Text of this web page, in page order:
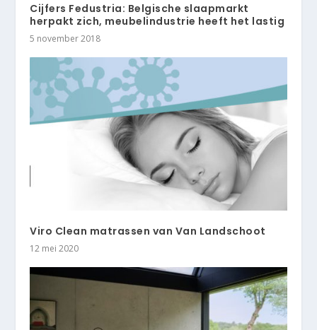
Cijfers Fedustria: Belgische slaapmarkt
herpakt zich, meubelindustrie heeft het lastig
5 november 2018
Viro Clean matrassen van Van Landschoot
12 mei 2020